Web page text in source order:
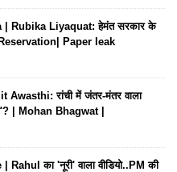
| Rubika Liyaquat: हेमंत सरकार के
Paper leak
रांची में जंतर-मंतर वाला
| Mohan Bhagwat |